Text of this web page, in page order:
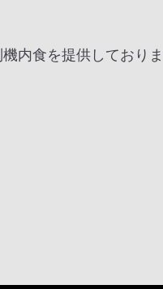
内食を提供しており